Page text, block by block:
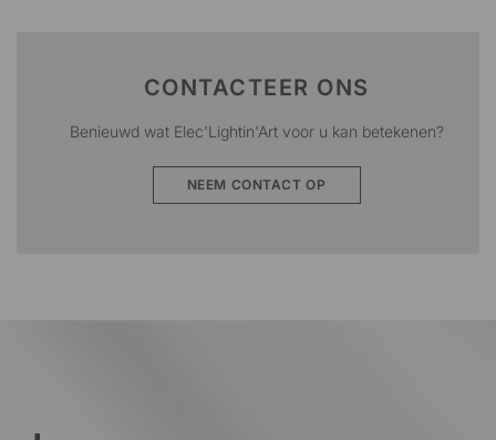
CONTACTEER ONS
Benieuwd wat Elec'Lightin'Art voor u kan betekenen?
NEEM CONTACT OP